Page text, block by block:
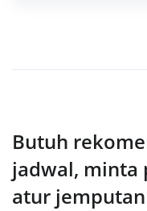
Butuh
jadwal, minta
atur